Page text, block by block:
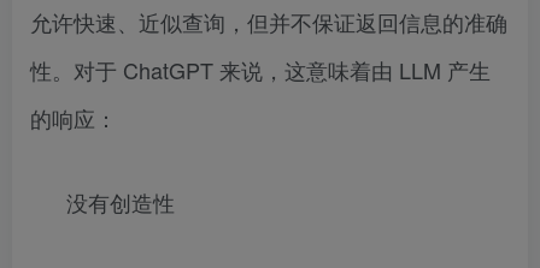
允许快速、近似查询，但并不保证返回信息的准确
性。对于 ChatGPT 来说，这意味着由 LLM 产生
的响应：
没有创造性